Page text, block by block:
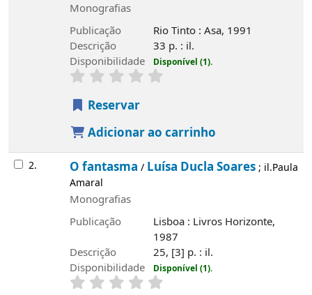
Monografias
Publicação
Rio Tinto : Asa, 1991
Descrição
33 p. : il.
Disponibilidade
Disponível (1).
Reservar
Adicionar ao carrinho
2. O fantasma / Luísa Ducla Soares; il.Paula
Amaral
Monografias
Publicação
Lisboa : Livros Horizonte,
1987
Descrição
25, [3] p. : il.
Disponibilidade
Disponível (1).